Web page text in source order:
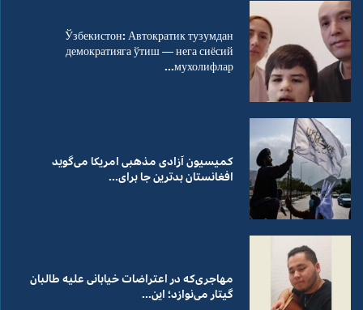
Ўзбекистон: Автократик тузумдан
демократияга ўтиш — нега сиёсий
мухолифлар...
کمیسیون آزادی مذهبی امریکا می‌گوید
افغانستان بدترین جا برای...
مهاجری‌که در اعتراضات خیابانی علیه طالبان
گیتار می‌نوازد؛ این...